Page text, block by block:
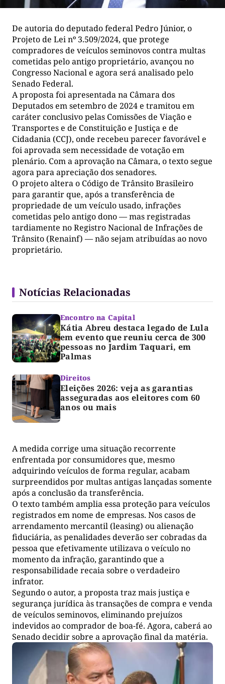
De autoria do deputado federal Pedro Júnior, o
Projeto de Lei nº 3.509/2024, que protege
compradores de veículos seminovos contra multas
cometidas pelo antigo proprietário, avançou no
Congresso Nacional e agora será analisado pelo
Senado Federal.
A proposta foi apresentada na Câmara dos
Deputados em setembro de 2024 e tramitou em
caráter conclusivo pelas Comissões de Viação e
Transportes e de Constituição e Justiça e de
Cidadania (CCJ), onde recebeu parecer favorável e
foi aprovada sem necessidade de votação em
plenário. Com a aprovação na Câmara, o texto segue
agora para apreciação dos senadores.
O projeto altera o Código de Trânsito Brasileiro
para garantir que, após a transferência de
propriedade de um veículo usado, infrações
cometidas pelo antigo dono — mas registradas
tardiamente no Registro Nacional de Infrações de
Trânsito (Renainf) — não sejam atribuídas ao novo
proprietário.
Notícias Relacionadas
Encontro na Capital
Kátia Abreu destaca legado de Lula
em evento que reuniu cerca de 300
pessoas no Jardim Taquari, em
Palmas
Direitos
Eleições 2026: veja as garantias
asseguradas aos eleitores com 60
anos ou mais
A medida corrige uma situação recorrente
enfrentada por consumidores que, mesmo
adquirindo veículos de forma regular, acabam
surpreendidos por multas antigas lançadas somente
após a conclusão da transferência.
O texto também amplia essa proteção para veículos
registrados em nome de empresas. Nos casos de
arrendamento mercantil (leasing) ou alienação
fiduciária, as penalidades deverão ser cobradas da
pessoa que efetivamente utilizava o veículo no
momento da infração, garantindo que a
responsabilidade recaia sobre o verdadeiro
infrator.
Segundo o autor, a proposta traz mais justiça e
segurança jurídica às transações de compra e venda
de veículos seminovos, eliminando prejuízos
indevidos ao comprador de boa-fé. Agora, caberá ao
Senado decidir sobre a aprovação final da matéria.